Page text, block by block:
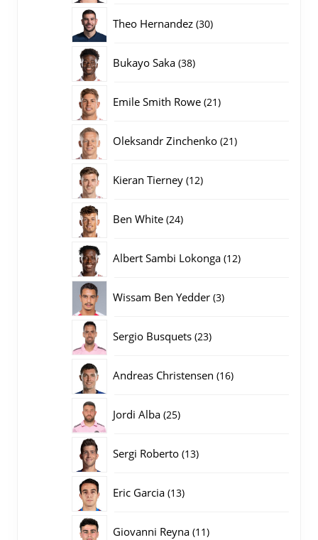
Theo Hernandez 3030
Bukayo Saka 3838
Emile Smith Rowe 2121
Oleksandr Zinchenko 2121
Kieran Tierney 1212
Ben White 2424
Albert Sambi Lokonga 1212
Wissam Ben Yedder 33
Sergio Busquets 2323
Andreas Christensen 1616
Jordi Alba 2525
Sergi Roberto 1313
Eric Garcia 1313
Giovanni Reyna 1111